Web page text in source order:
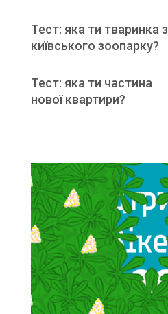
Тест: яка ти тваринка з
київського зоопарку?
Тест: яка ти частина
нової квартири?